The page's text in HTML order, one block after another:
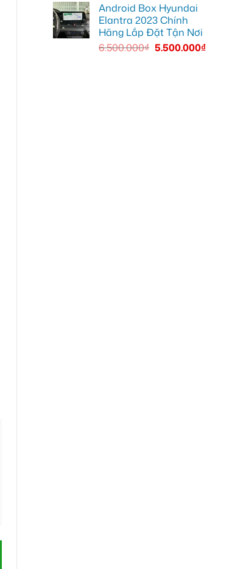
Android Box Hyundai
Elantra 2023 Chính
Hãng Lắp Đặt Tận Nơi
6.500.000₫ 5.500.000₫